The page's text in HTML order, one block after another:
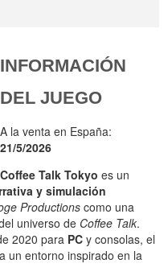
INFORMACIÓN
DEL JUEGO
A la venta en España:
21/5/2026
Coffee Talk Tokyo es un
y simulación
Productions como una
universo de Coffee Talk.
2020 para PC y consolas, el
un entorno inspirado en la